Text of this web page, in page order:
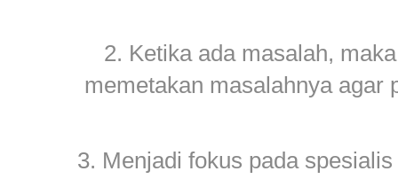
2. Ketika ada masalah,
memetakan masalahnya agar
3. Menjadi fokus pada